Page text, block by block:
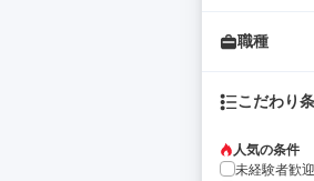
職種
こだわり
人気の条件
未経験者歓迎